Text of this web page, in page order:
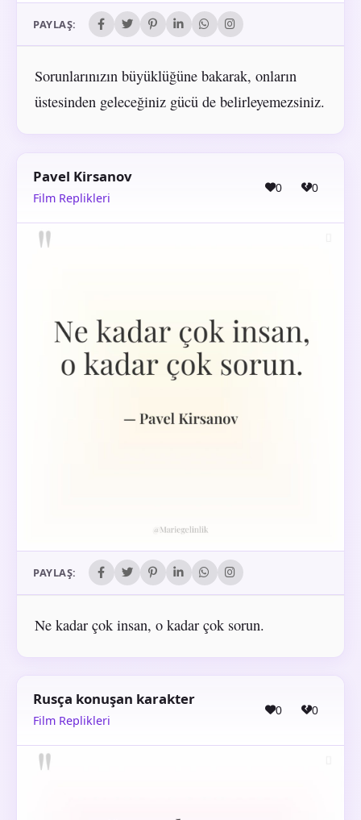
PAYLAŞ:
Sorunlarınızın büyüklüğüne bakarak, onların
üstesinden geleceğiniz gücü de belirleyemezsiniz.
Pavel Kirsanov
Film Replikleri
0 0
PAYLAŞ:
Ne kadar çok insan, o kadar çok sorun.
Rusça konuşan karakter
Film Replikleri
0 0